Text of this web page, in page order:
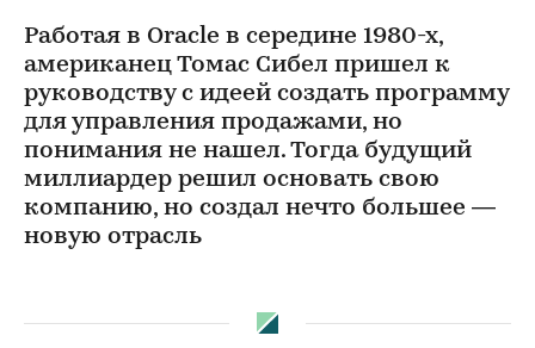
Работая в Oracle в середине 1980-х,
американец Томас Сибел пришел к
руководству с идеей создать программу
для управления продажами, но
понимания не нашел. Тогда будущий
миллиардер решил основать свою
компанию, но создал нечто большее —
новую отрасль